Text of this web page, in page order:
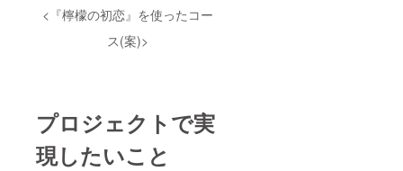
<『檸檬の初恋』を使ったコー
ス(案)>
プロジェクトで実
現したいこと